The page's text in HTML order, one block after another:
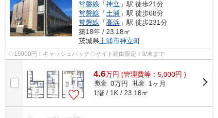
常磐線 「神立 」駅 徒歩21分
常磐線 「土浦 」駅 徒歩68分
常磐線 「高浜 」駅 徒歩231分
築18年 / 23.18㎡
茨城県土浦市神立町
◇15000円！キャッシュバック◇サイト経由限定！8/末まで
4.6万円 (管理費等：5,000円 )
敷金 0万円 礼金
1ヶ月
1階 / 1K / 23.18㎡